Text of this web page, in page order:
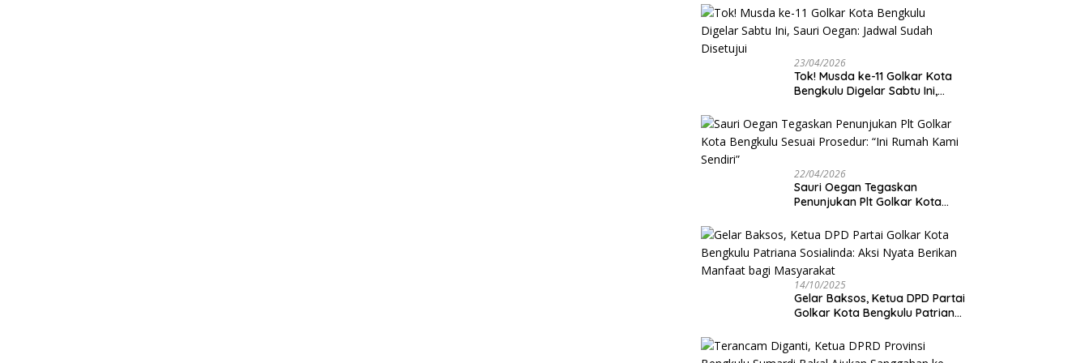
Jangan Asbun!
23/04/2026
‎Tok! Musda ke-11 Golkar Kota
Bengkulu Digelar Sabtu Ini,
Disetujui
22/04/2026
Sauri Oegan Tegaskan
Penunjukan Plt Golkar Kota
Rumah Kami Sendiri”
14/10/2025
‎Gelar Baksos, Ketua DPD Partai
Golkar Kota Bengkulu Patriana
Manfaat bagi Masyarakat